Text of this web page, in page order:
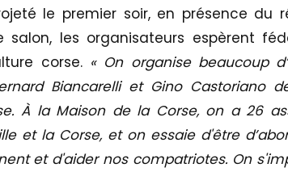
le premier soir, en présence du
salon, les organisateurs espèrent
corse. « On organise beaucoup
Biancarelli et Gino Castoriano
À la Maison de la Corse, on a 26
et la Corse, et on essaie d'être
et d'aider nos compatriotes. On